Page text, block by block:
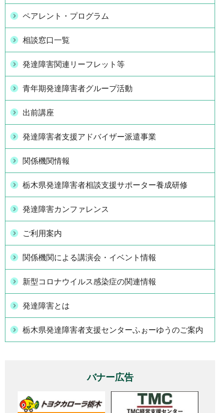
ペアレント・プログラム
相談窓口一覧
発達障害関連リーフレット等
青年期発達障害者グループ活動
出前講座
発達障害者支援アドバイザー派遣事業
関係機関情報
栃木県発達障害者相談支援サポーター養成研修
発達障害カンファレンス
ご利用案内
関係機関による講演会・イベント情報
新型コロナウイルス感染症の関連情報
発達障害とは
栃木県発達障害者支援センターふぉーゆうのご案内
バナー広告